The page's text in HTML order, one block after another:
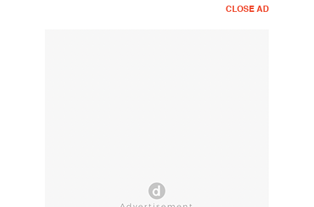
CLOSE AD